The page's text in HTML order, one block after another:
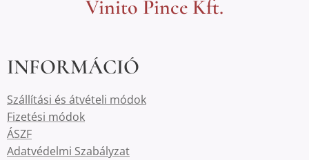
Vinito Pince Kft.
INFORMÁCIÓ
Szállítási és átvételi módok
Fizetési módok
ÁSZF
Adatvédelmi Szabályzat